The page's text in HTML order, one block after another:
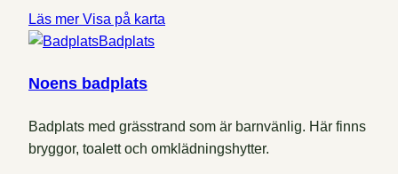
Läs mer Visa på karta
Badplats
Noens badplats
Badplats med grässtrand som är barnvänlig. Här finns
bryggor, toalett och omklädningshytter.